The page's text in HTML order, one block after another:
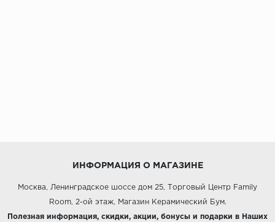
ИНФОРМАЦИЯ О МАГАЗИНЕ
Москва, Ленинградское шоссе дом 25, Торговый Центр Family
Room, 2-ой этаж, Магазин Керамический Бум.
Полезная информация, скидки, акции, бонусы и подарки в Наших